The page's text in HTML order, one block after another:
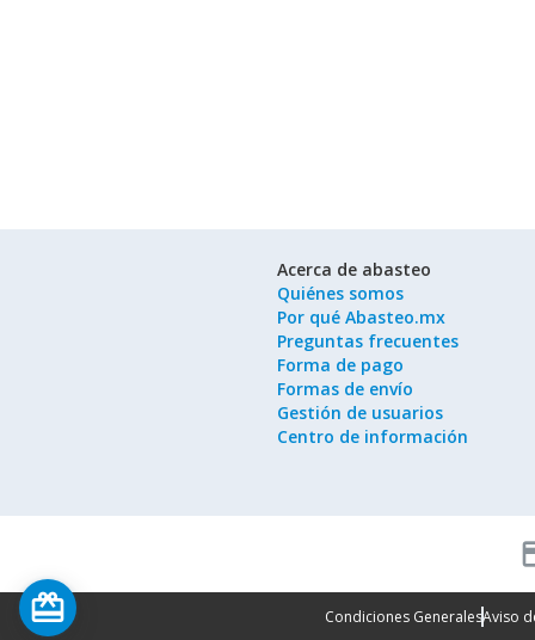
Acerca de abasteo
Quiénes somos
Por qué Abasteo.mx
Preguntas frecuentes
Forma de pago
Formas de envío
Gestión de usuarios
Centro de información
Condiciones GeneralesAviso
card_giftcard